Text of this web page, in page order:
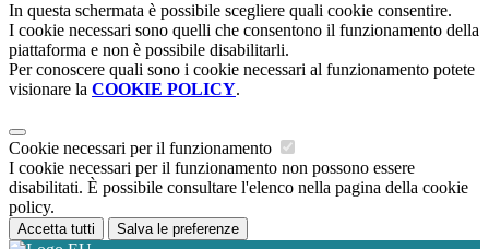
In questa schermata è possibile scegliere quali cookie consentire.
I cookie necessari sono quelli che consentono il funzionamento della
piattaforma e non è possibile disabilitarli.
Per conoscere quali sono i cookie necessari al funzionamento potete
visionare la COOKIE POLICY.
Cookie necessari per il funzionamento
I cookie necessari per il funzionamento non possono essere
disabilitati. È possibile consultare l'elenco nella pagina della cookie
policy.
Accetta tutti Salva le preferenze